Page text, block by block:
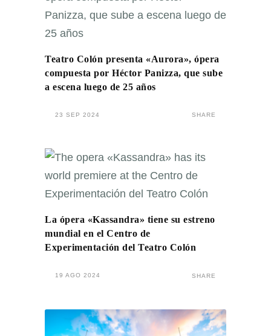
Teatro Colón presenta «Aurora», ópera
compuesta por Héctor Panizza, que sube
a escena luego de 25 años
23 SEP 2024 SHARE
La ópera «Kassandra» tiene su estreno
mundial en el Centro de
Experimentación del Teatro Colón
19 AGO 2024 SHARE